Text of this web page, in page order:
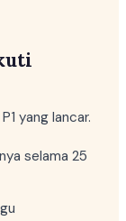
yang lancar.
selama 25